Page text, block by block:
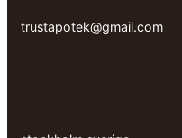
trustapotek@gmail.com